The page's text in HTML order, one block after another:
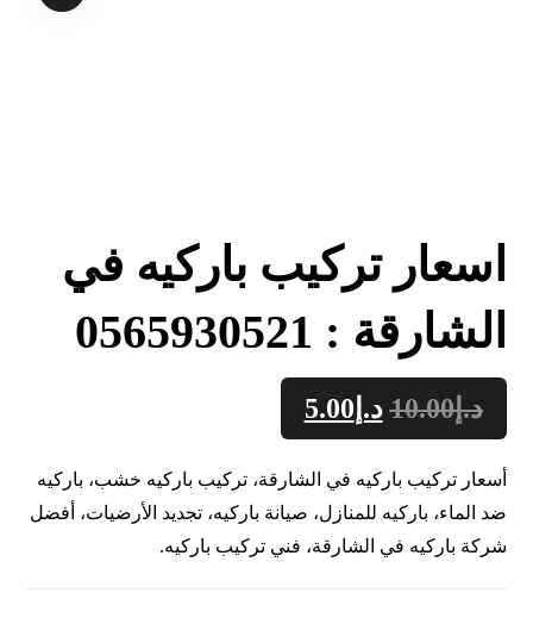
اسعار تركيب باركيه في
الشارقة : 0565930521
د.إ10.00 د.إ 5.00
أسعار تركيب باركيه في الشارقة، تركيب باركيه خشب، باركيه
ضد الماء، باركيه للمنازل، صيانة باركيه، تجديد الأرضيات، أفضل
شركة باركيه في الشارقة، فني تركيب باركيه.